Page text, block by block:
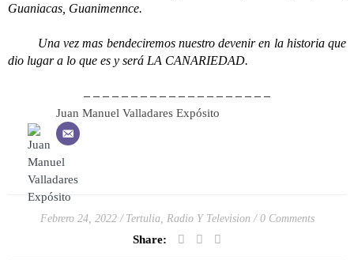
Guaniacas, Guanimennce.
Una vez mas bendeciremos nuestro devenir en la historia que
dio lugar a lo que es y será LA CANARIEDAD.
– – – – – – – – – – – – – – – – – – – –
Juan Manuel Valladares Expósito
Febrero 24, 2022 Tertulia, Radio Y Television 0 Comments
Share: